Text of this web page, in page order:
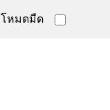
โหมดมืด